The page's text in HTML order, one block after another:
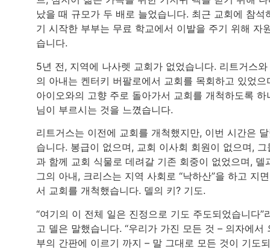
났을 때 규모가 두 배로 늘었습니다. 최근 교회에 참석
기 시작한 부부는 무료 학교에서 이발을 주기 위해 자
습니다.
5년 전, 지역에 나사렛 교회가 없었습니다. 리트거스와
의 아내는 켄터키 버팔로에서 교회를 목회하고 있었으
아이오와의 고향 주로 돌아가서 교회를 개척하도록 하
님이 부르시는 것을 느꼈습니다.
리트거스는 이전에 교회를 개척했지만, 이번 시간은
습니다. 봉급이 없으며, 교회 이사회 회원이 없으며, 그
과 함께 교회 식물로 데려갈 기존 회중이 없었으며, 델
그의 아내, 크리스는 지역 사회로 “낙하산”을 하고 지
서 교회를 개척했습니다. 델의 키? 기도.
“여기의 이 전체 일은 진정으로 기도 주도되었습니다”
고 델은 말했습니다. “우리가 가진 모든 것 – 의자에서
부의 간판에 이르기 까지 – 말 그대로 모든 것이 기도